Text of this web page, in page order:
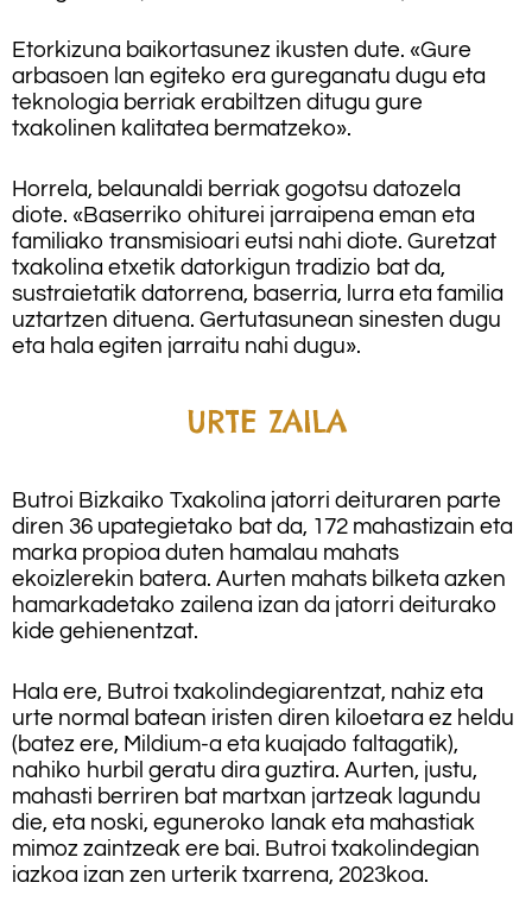
Etorkizuna baikortasunez ikusten dute. «Gure
arbasoen lan egiteko era gureganatu dugu eta
teknologia berriak erabiltzen ditugu gure
txakolinen kalitatea bermatzeko».
Horrela, belaunaldi berriak gogotsu datozela
diote. «Baserriko ohiturei jarraipena eman eta
familiako transmisioari eutsi nahi diote. Guretzat
txakolina etxetik datorkigun tradizio bat da,
sustraietatik datorrena, baserria, lurra eta familia
uztartzen dituena. Gertutasunean sinesten dugu
eta hala egiten jarraitu nahi dugu».
URTE ZAILA
Butroi Bizkaiko Txakolina jatorri deituraren parte
diren 36 upategietako bat da, 172 mahastizain eta
marka propioa duten hamalau mahats
ekoizlerekin batera. Aurten mahats bilketa azken
hamarkadetako zailena izan da jatorri deiturako
kide gehienentzat.
Hala ere, Butroi txakolindegiarentzat, nahiz eta
urte normal batean iristen diren kiloetara ez heldu
(batez ere, Mildium-a eta kuajado faltagatik),
nahiko hurbil geratu dira guztira. Aurten, justu,
mahasti berriren bat martxan jartzeak lagundu
die, eta noski, eguneroko lanak eta mahastiak
mimoz zaintzeak ere bai. Butroi txakolindegian
iazkoa izan zen urterik txarrena, 2023koa.